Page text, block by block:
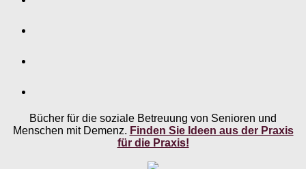
Bücher für die soziale Betreuung von Senioren und
Menschen mit Demenz. Finden Sie Ideen aus der Praxis
für die Praxis!